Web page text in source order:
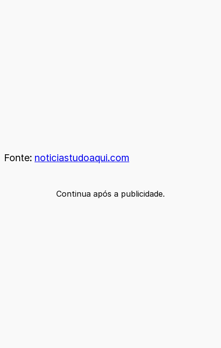
Fonte: noticiastudoaqui.com
Continua após a publicidade.